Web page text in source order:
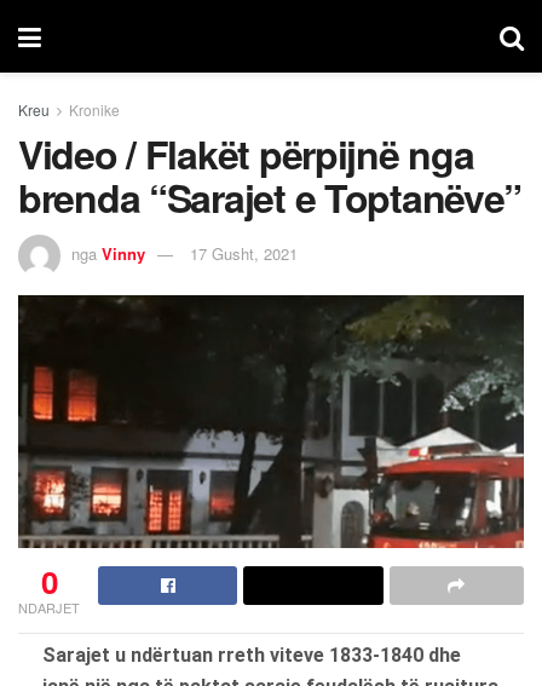
Kreu Kronike
Video / Flakët përpijnë nga
brenda “Sarajet e Toptanëve”
nga Vinny 17 Gusht, 2021
0
NDARJET
Sarajet u ndërtuan rreth viteve 1833-1840 dhe